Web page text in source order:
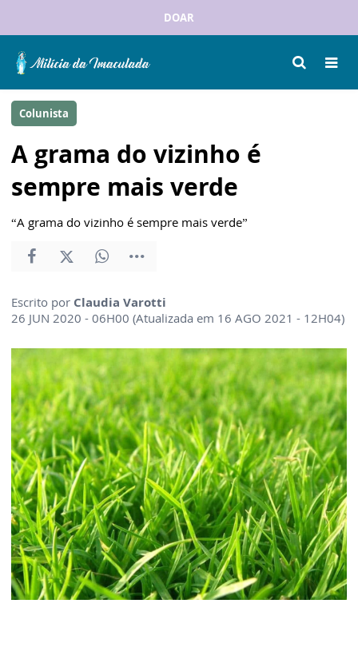
DOAR
Colunista
A grama do vizinho é
sempre mais verde
“A grama do vizinho é sempre mais verde”
Escrito por Claudia Varotti
26 JUN 2020 - 06H00 (Atualizada em 16 AGO 2021 - 12H04)